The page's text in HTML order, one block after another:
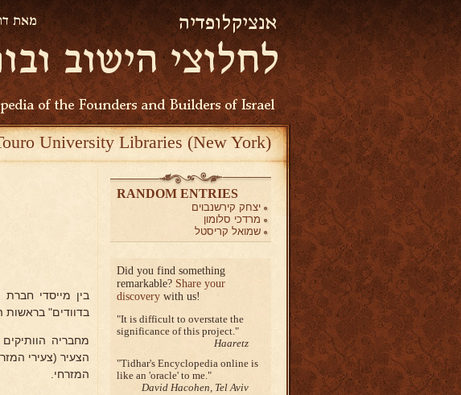
University Libraries (New York)
בין מייסדי
בדוודים" בראשות
מחבריה
הצעיר (צעירי
המזרחי.
RANDOM ENTRIES
יצחק קירשנבוים
מרדכי סלומון
שמואל קריסטל
Did you find something
remarkable? Share your
discovery with us!
It is difficult to overstate the
significance of this project.
Haaretz
Tidhar's Encyclopedia online is
like an 'oracle' to me.
David Hacohen, Tel Aviv